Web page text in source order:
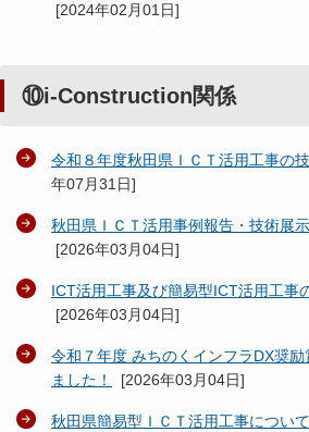
[2024年02月01日]
⑩i-Construction関係
令和８年度秋田県ＩＣＴ活用工事の
年07月31日]
秋田県ＩＣＴ活用事例報告・技術展
[2026年03月04日]
ICT活用工事及び簡易型ICT活用工事
[2026年03月04日]
令和７年度 みちのくインフラDX奨
ました！
[2026年03月04日]
秋田県簡易型ＩＣＴ活用工事につい